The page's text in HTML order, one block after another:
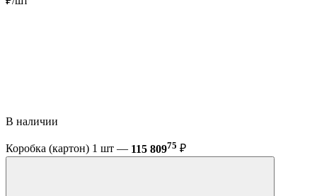
В наличии
Коробка (картон) 1 шт — 115 80975 ₽